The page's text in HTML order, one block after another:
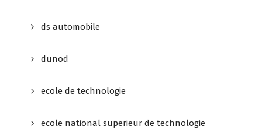
ds automobile
dunod
ecole de technologie
ecole national superieur de technologie